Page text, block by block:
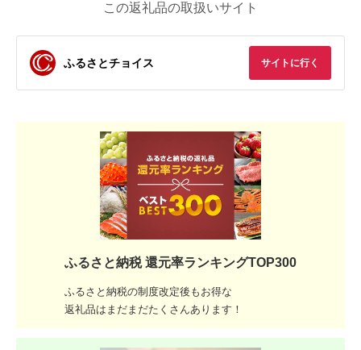
この返礼品の取扱いサイト
ふるさとチョイス サイトに行く
ふるさと納税 還元率ランキングTOP300
ふるさと納税の制度改定後もお得な
返礼品はまだまだたくさんあります！